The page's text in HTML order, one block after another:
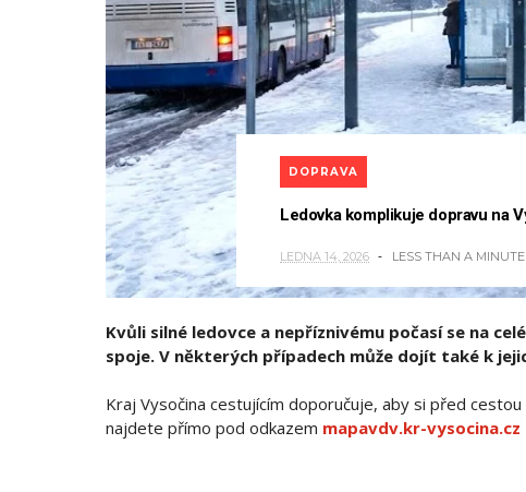
DOPRAVA
Ledovka komplikuje dopravu na
LEDNA 14, 2026 LESS THAN A MINUTE
Kvůli silné ledovce a nepříznivému počasí se na
spoje. V některých případech může dojít také k
Kraj Vysočina cestujícím doporučuje, aby si před
najdete přímo pod odkazem mapavdv.kr-vysocina.cz